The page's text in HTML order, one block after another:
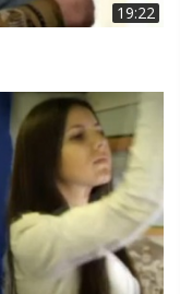
19:22